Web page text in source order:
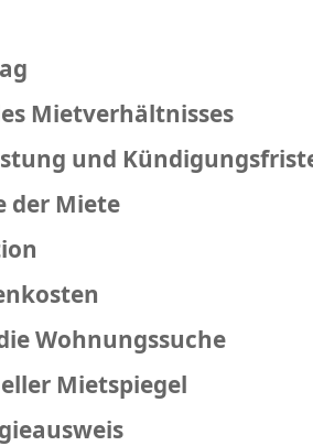
Mietverhältnisses
und
der Miete
Wohnungssuche
Mietspiegel